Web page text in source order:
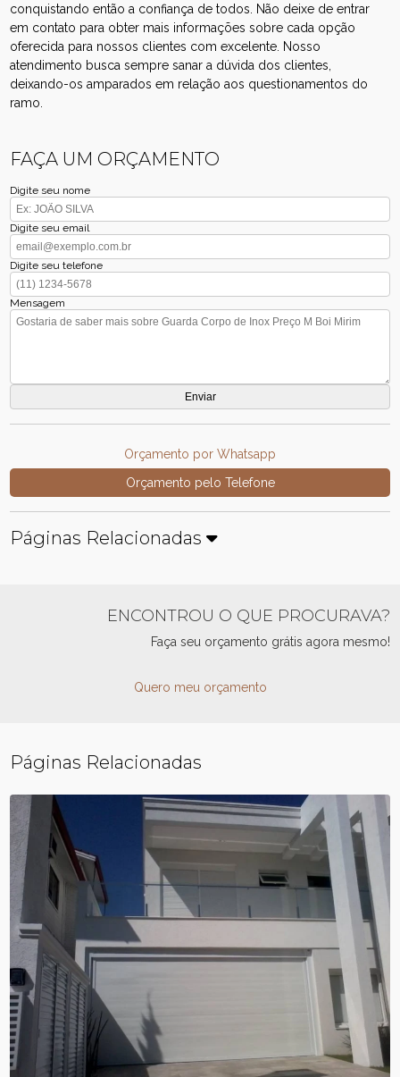
conquistando então a confiança de todos. Não deixe de entrar
em contato para obter mais informações sobre cada opção
oferecida para nossos clientes com excelente. Nosso
atendimento busca sempre sanar a dúvida dos clientes,
deixando-os amparados em relação aos questionamentos do
ramo.
FAÇA UM ORÇAMENTO
Digite seu nome
Digite seu email
Digite seu telefone
Mensagem
Orçamento por Whatsapp
Orçamento pelo Telefone
Páginas Relacionadas
ENCONTROU O QUE PROCURAVA?
Faça seu orçamento grátis agora mesmo!
Quero meu orçamento
Páginas Relacionadas